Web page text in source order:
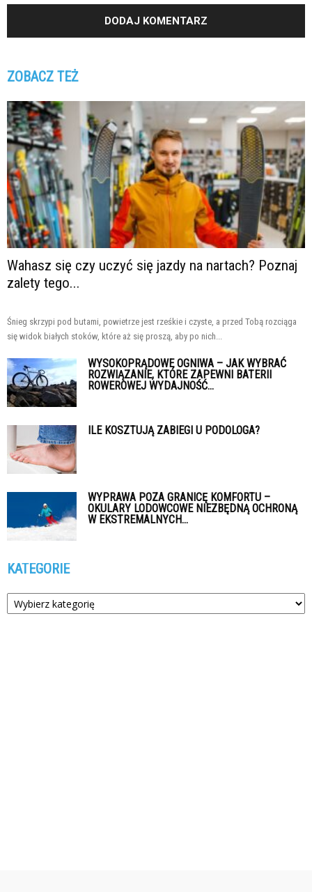
ZOBACZ TEŻ
Wahasz się czy uczyć się jazdy na nartach? Poznaj
zalety tego...
Śnieg skrzypi pod butami, powietrze jest rześkie i czyste, a przed Tobą rozciąga
się widok białych stoków, które aż się proszą, aby po nich...
WYSOKOPRĄDOWE OGNIWA – JAK WYBRAĆ
ROZWIĄZANIE, KTÓRE ZAPEWNI BATERII
ROWEROWEJ WYDAJNOŚĆ...
ILE KOSZTUJĄ ZABIEGI U PODOLOGA?
WYPRAWA POZA GRANICĘ KOMFORTU –
OKULARY LODOWCOWE NIEZBĘDNĄ OCHRONĄ
W EKSTREMALNYCH...
KATEGORIE
Kategorie